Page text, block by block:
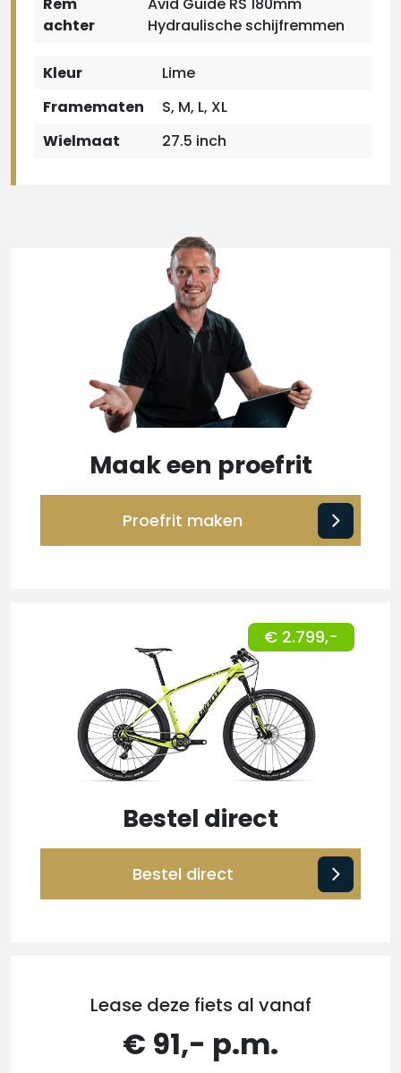
achter
Hydraulische schijfremmen
Kleur
Lime
Framematen
S, M, L, XL
Wielmaat
27.5 inch
Maak een proefrit
Proefrit maken
€ 2.799,-
Bestel direct
Bestel direct
Lease deze fiets al vanaf
€ 91,- p.m.